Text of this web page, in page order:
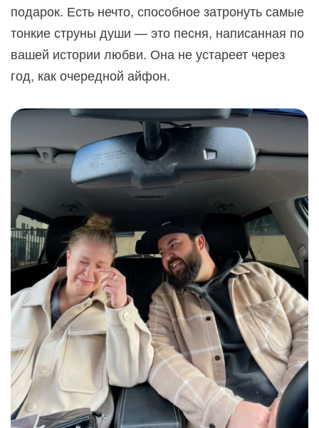
подарок. Есть нечто, способное затронуть самые
тонкие струны души — это песня, написанная по
вашей истории любви. Она не устареет через
год, как очередной айфон.